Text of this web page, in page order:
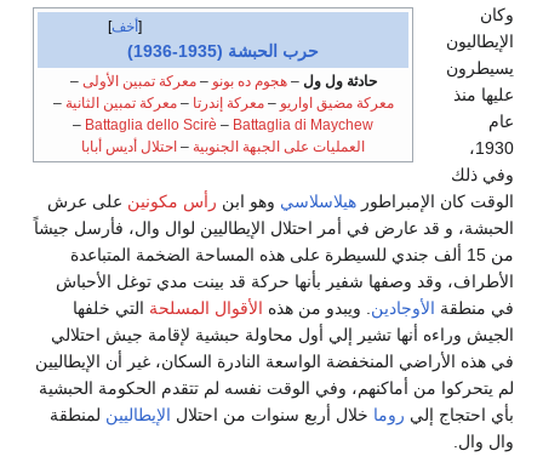
أخف
حرب الحبشة (1935-1936)
حادثة ول ول –هجوم ده بونو –معركة تمبين الأولى –
معركة مضيق اواريو –معركة إندرتا –معركة تمبين الثانية –
Battaglia dello Scirè – Battaglia di Maychew
–
العمليات على الجبهة الجنوبية – احتلال أديس أبابا
وكان
الإيطاليون
يسيطرون
عليها منذ
عام
1930،
وفي ذلك
الوقت كان الإمبراطور هيلاسلاسي وهو ابن رأس مكونين على عرش
الحبشة، و قد عارض في أمر احتلال الإيطاليين لوال وال، فأرسل جيشاً
من 15 ألف جندي للسيطرة على هذه المساحة الضخمة المتباعدة
الأطراف، وقد وصفها شفير بأنها حركة قد بينت مدي توغل الأحباش
في منطقة الأوجادين . ويبدو من هذه الأقوال المسلحة التي خلفها
الجيش وراءه أنها تشير إلي أول محاولة حبشية لإقامة جيش احتلالي
في هذه الأراضي المنخفضة الواسعة النادرة السكان، غير أن الإيطاليين
لم يتحركوا من أماكنهم، وفي الوقت نفسه لم تتقدم الحكومة الحبشية
بأي احتجاج إلي روما خلال أربع سنوات من احتلال الإيطاليين لمنطقة
وال وال.